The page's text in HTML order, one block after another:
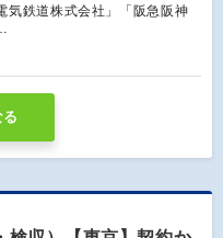
気鉄道株式会社」「阪急阪神